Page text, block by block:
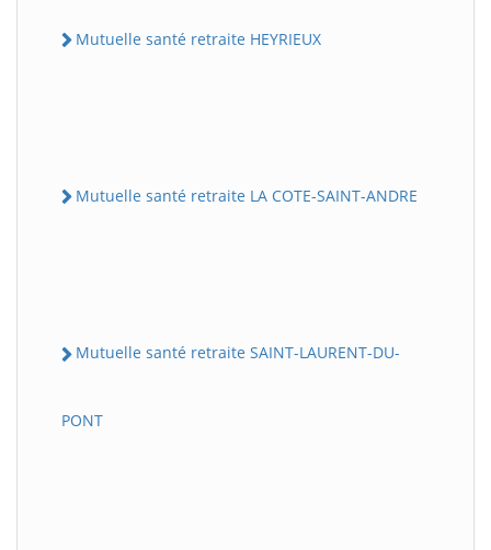
Mutuelle santé retraite HEYRIEUX
Mutuelle santé retraite LA COTE-SAINT-ANDRE
Mutuelle santé retraite SAINT-LAURENT-DU-
PONT